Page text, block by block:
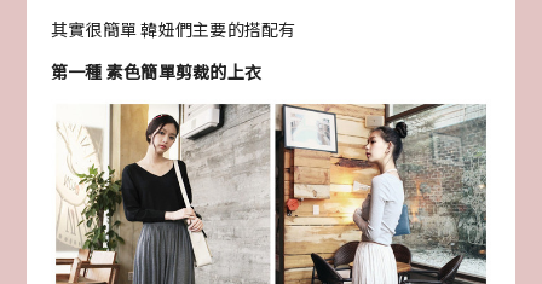
其實很簡單 韓妞們主要的搭配有
第一種 素色簡單剪裁的上衣